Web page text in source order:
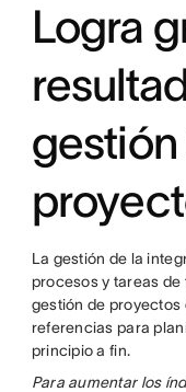
Logra
La gestión de la
procesos y tareas
gestión de proyectos
referencias para
principio a fin.
Para aumentar los